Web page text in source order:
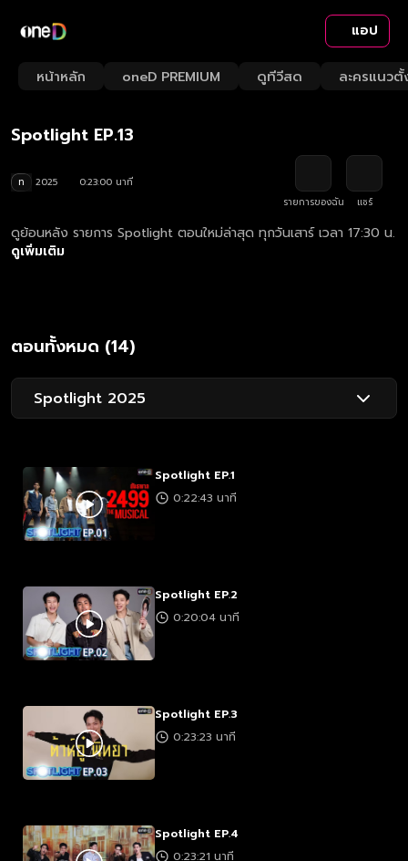
แอป
หน้าหลัก oneD PREMIUM ดูทีวีสด ละครแนวตั้
Loaded:
4.31%
Rate
Spotlight EP.13
ท 2025
0:23:00 นาที
รายการของฉัน
แชร์
ดูย้อนหลัง รายการ Spotlight ตอนใหม่ล่าสุด ทุกวันเสาร์ เวลา 17:30 น.
ดูเพิ่มเติม
ตอนทั้งหมด (14)
Spotlight 2025
Spotlight EP.1
0:22:43 นาที
Spotlight EP.2
0:20:04 นาที
Spotlight EP.3
0:23:23 นาที
Spotlight EP.4
0:23:21 นาที